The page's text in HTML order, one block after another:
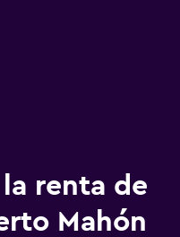
renta de
Mahón